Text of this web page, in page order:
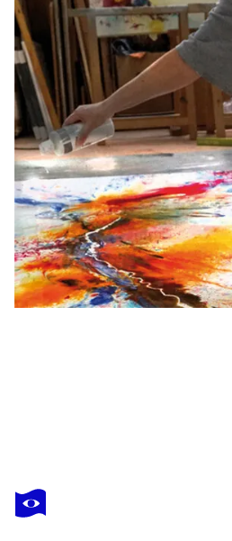
PETRA HECK
a summer night's dream